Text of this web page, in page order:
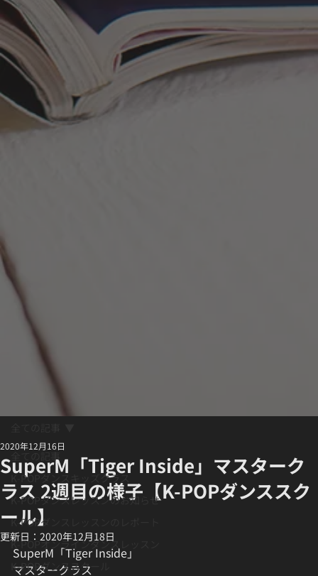
K-POPダンスキッズクラス
K-POPダンスレッスンのお知らせ
K-POPダンスレッスンのレポート
K-POPオンラインダンスレッスン
K-POPダンススクール
SuperM「Tiger Inside」 マスターク
ラス 2週目の様子【K-POPダンススク
ール】
2020年12月16日
更新日： 2020年12月18日
SuperM「Tiger Inside」﻿
マスタークラス﻿